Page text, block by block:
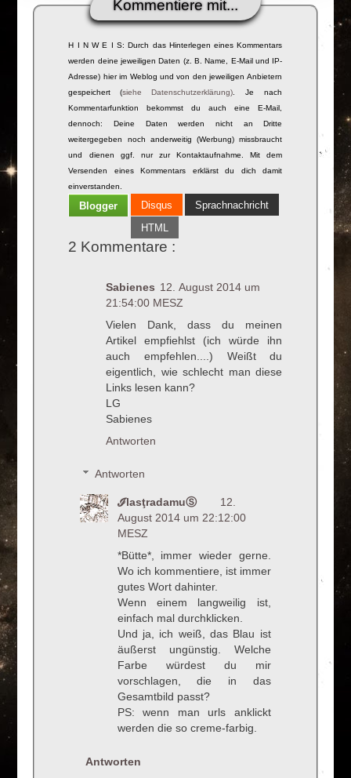
Kommentiere mit...
H I N W E I S: Durch das Hinterlegen eines Kommentars
werden deine jeweiligen Daten (z. B. Name, E-Mail und IP-
Adresse) hier im Weblog und von den jeweiligen Anbietern
gespeichert (siehe Datenschutzerklärung) . Je nach
Kommentarfunktion bekommst du auch eine E-Mail,
dennoch: Deine Daten werden nicht an Dritte
weitergegeben noch anderweitig (Werbung) missbraucht
und dienen ggf. nur zur Kontaktaufnahme. Mit dem
Versenden eines Kommentars erklärst du dich damit
einverstanden.
Blogger Disqus
Sprachnachricht
HTML
2 Kommentare :
Sabienes 12. August 2014 um
21:54:00 MESZ
Vielen Dank, dass du meinen
Artikel empfiehlst (ich würde ihn
auch empfehlen....) Weißt du
eigentlich, wie schlecht man diese
Links lesen kann?
LG
Sabienes
Antworten
Antworten
ℐlasţradamuⓈ
12.
August 2014 um 22:12:00
MESZ
*Bütte*, immer wieder gerne.
Wo ich kommentiere, ist immer
gutes Wort dahinter.
Wenn einem langweilig ist,
einfach mal durchklicken.
Und ja, ich weiß, das Blau ist
äußerst ungünstig. Welche
Farbe würdest du mir
vorschlagen, die in das
Gesamtbild passt?
PS: wenn man urls anklickt
werden die so creme-farbig.
Antworten